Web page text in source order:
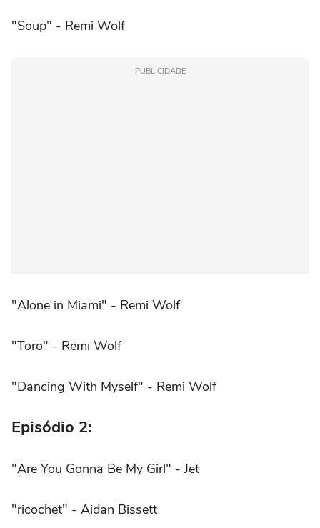
"Soup" - Remi Wolf
PUBLICIDADE
"Alone in Miami" - Remi Wolf
"Toro" - Remi Wolf
"Dancing With Myself" - Remi Wolf
Episódio 2:
"Are You Gonna Be My Girl" - Jet
"ricochet" - Aidan Bissett